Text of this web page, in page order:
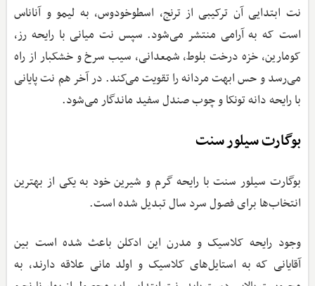
نت ابتدایی آن ترکیبی از ترنج، اسطوخودوس، به لیمو و آناناس
است که به آرامی منتشر می‌شود. سپس نت میانی با رایحه رز،
کومارین، خزه درخت بلوط، شمعدانی، سیب سرخ و خشکبار از راه
می‌رسد و حس ابهت مردانه را تقویت می‌کند. در آخر هم نت پایانی
با رایحه دانه تونکا و چوب صندل سفید ماندگار می‌شود.
بوگارت سیلور سنت
بوگارت سیلور سنت با رایحه گرم و شیرین خود به یکی از بهترین
انتخاب‌ها برای فصول سرد سال تبدیل شده است.
وجود رایحه کلاسیک و مدرن این ادکلن باعث شده است بین
آقایانی که به استایل‌های کلاسیک و اولد مانی علاقه دارند، به